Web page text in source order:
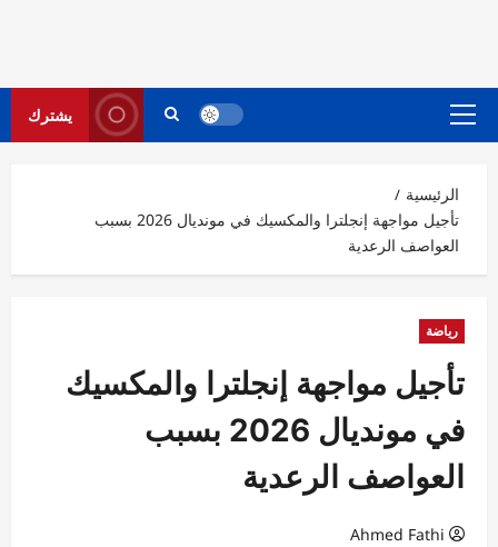
القائمة
يشترك
الرئيسية
تأجيل مواجهة إنجلترا والمكسيك في مونديال 2026 بسبب
العواصف الرعدية
رياضة
تأجيل مواجهة إنجلترا والمكسيك
في مونديال 2026 بسبب
العواصف الرعدية
Ahmed Fathi